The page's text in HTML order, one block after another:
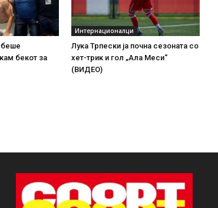
бекот за
Интернационалци
Лука Трпески ја почна сезоната со
хет-трик и гол „Ала Меси“
(ВИДЕО)